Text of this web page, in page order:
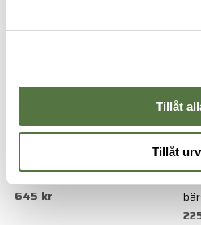
Tillåt
Tillåt
Dolt bälteshölster SIG 228/229
645 kr